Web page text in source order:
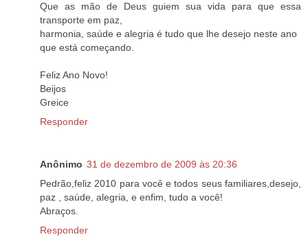
Que as mão de Deus guiem sua vida para que essa
transporte em paz,
harmonia, saúde e alegria é tudo que lhe desejo neste ano
que está começando.
Feliz Ano Novo!
Beijos
Greice
Responder
Anônimo 31 de dezembro de 2009 às 20:36
Pedrão,feliz 2010 para você e todos seus familiares,desejo,
paz , saúde, alegria, e enfim, tudo a você!
Abraços.
Responder